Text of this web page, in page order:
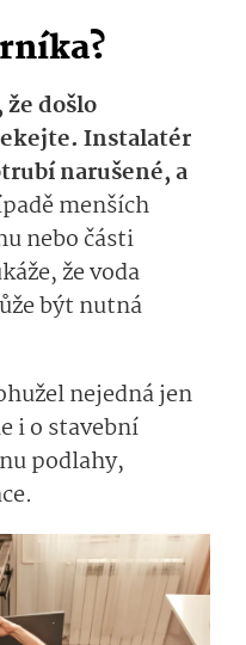
došlo
Instalatér
narušené, a
menších
nebo části
že voda
být nutná
nejedná jen
i o stavební
podlahy,